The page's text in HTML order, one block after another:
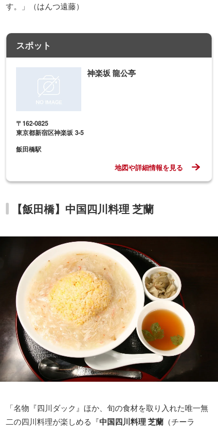
す。」（はんつ遠藤）
スポット
神楽坂 龍公亭
〒162-0825
東京都新宿区神楽坂 3-5
飯田橋駅
地図や詳細情報を見る
【飯田橋】中国四川料理 芝蘭
「名物『四川ダック』ほか、旬の食材を取り入れた唯一無
二の四川料理が楽しめる『中国四川料理 芝蘭 （チーラ